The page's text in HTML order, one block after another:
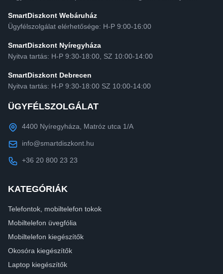
SmartDiszkont Webáruház
Ügyfélszolgálat elérhetősége: H-P 9:00-16:00
SmartDiszkont Nyíregyháza
Nyitva tartás: H-P 9:30-18:00, SZ 10:00-14:00
SmartDiszkont Debrecen
Nyitva tartás: H-P 9:30-18:00 SZ 10:00-14:00
ÜGYFÉLSZOLGÁLAT
4400 Nyíregyháza, Matróz utca 1/A
info@smartdiszkont.hu
+36 20 800 23 23
KATEGÓRIÁK
Telefontok, mobiltelefon tokok
Mobiltelefon üvegfólia
Mobiltelefon kiegészítők
Okosóra kiegészítők
Laptop kiegészítők